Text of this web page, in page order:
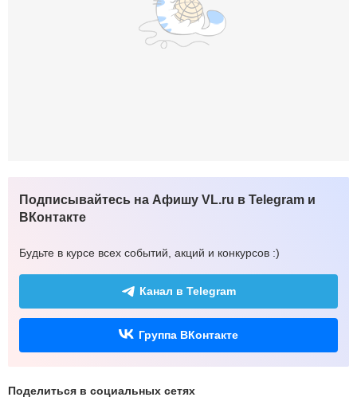
Подписывайтесь на Афишу VL.ru в Telegram и
ВКонтакте
Будьте в курсе всех событий, акций и конкурсов :)
Канал в Telegram
Группа ВКонтакте
Поделиться в социальных сетях